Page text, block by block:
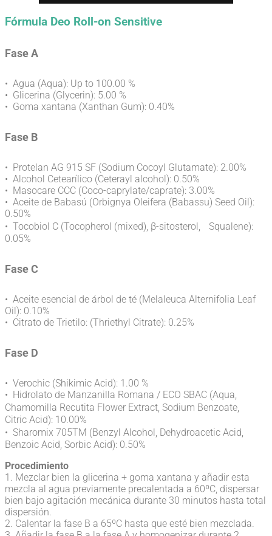
Fórmula Deo Roll-on Sensitive
Fase A
• Agua (Aqua): Up to 100.00 %
• Glicerina (Glycerin): 5.00 %
• Goma xantana (Xanthan Gum): 0.40%
Fase B
• Protelan AG 915 SF (Sodium Cocoyl Glutamate): 2.00%
• Alcohol Cetearílico (Ceterayl alcohol): 0.50%
• Masocare CCC (Coco-caprylate/caprate): 3.00%
• Aceite de Babasú (Orbignya Oleifera (Babassu) Seed Oil):
0.50%
• Tocobiol C (Tocopherol (mixed), β-sitosterol, Squalene):
0.05%
Fase C
• Aceite esencial de árbol de té (Melaleuca Alternifolia Leaf
Oil): 0.10%
• Citrato de Trietilo: (Thriethyl Citrate): 0.25%
Fase D
• Verochic (Shikimic Acid): 1.00 %
• Hidrolato de Manzanilla Romana / ECO SBAC (Aqua,
Chamomilla Recutita Flower Extract, Sodium Benzoate,
Citric Acid): 10.00%
• Sharomix 705TM (Benzyl Alcohol, Dehydroacetic Acid,
Benzoic Acid, Sorbic Acid): 0.50%
Procedimiento
1. Mezclar bien la glicerina + goma xantana y añadir esta
mezcla al agua previamente precalentada a 60ºC, dispersar
bien bajo agitación mecánica durante 30 minutos hasta total
dispersión.
2. Calentar la fase B a 65ºC hasta que esté bien mezclada.